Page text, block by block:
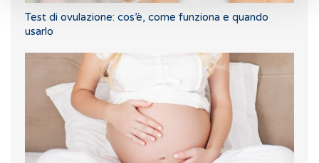
Test di ovulazione: cos’è, come funziona e quando
usarlo